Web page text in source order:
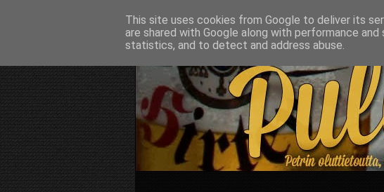
This site uses cookies from Google to deliver its
are shared with Google along with performance
statistics, and to detect and address abuse.